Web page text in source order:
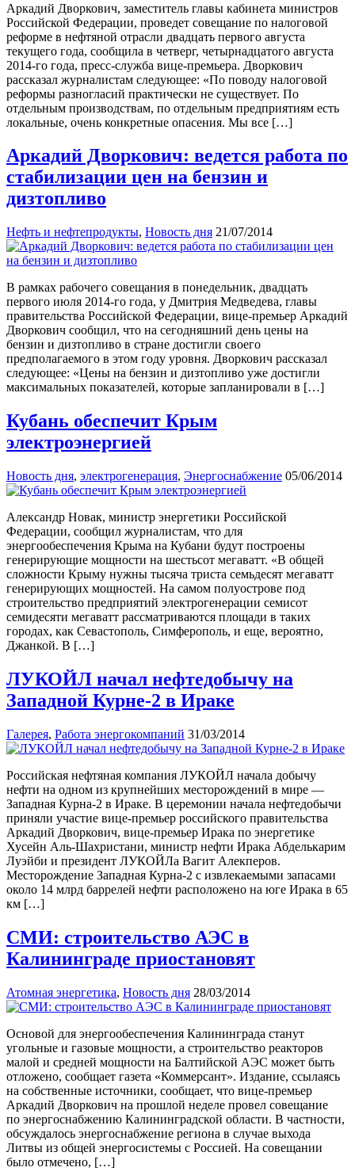
Аркадий Дворкович, заместитель главы кабинета министров
Российской Федерации, проведет совещание по налоговой
реформе в нефтяной отрасли двадцать первого августа
текущего года, сообщила в четверг, четырнадцатого августа
2014-го года, пресс-служба вице-премьера. Дворкович
рассказал журналистам следующее: «По поводу налоговой
реформы разногласий практически не существует. По
отдельным производствам, по отдельным предприятиям есть
локальные, очень конкретные опасения. Мы все […]
Аркадий Дворкович: ведется работа по
стабилизации цен на бензин и
дизтопливо
Нефть и нефтепродукты, Новость дня 21/07/2014
В рамках рабочего совещания в понедельник, двадцать
первого июля 2014-го года, у Дмитрия Медведева, главы
правительства Российской Федерации, вице-премьер Аркадий
Дворкович сообщил, что на сегодняшний день цены на
бензин и дизтопливо в стране достигли своего
предполагаемого в этом году уровня. Дворкович рассказал
следующее: «Цены на бензин и дизтопливо уже достигли
максимальных показателей, которые запланировали в […]
Кубань обеспечит Крым
электроэнергией
Новость дня, электрогенерация, Энергоснабжение 05/06/2014
Александр Новак, министр энергетики Российской
Федерации, сообщил журналистам, что для
энергообеспечения Крыма на Кубани будут построены
генерирующие мощности на шестьсот мегаватт. «В общей
сложности Крыму нужны тысяча триста семьдесят мегаватт
генерирующих мощностей. На самом полуострове под
строительство предприятий электрогенерации семисот
семидесяти мегаватт рассматриваются площади в таких
городах, как Севастополь, Симферополь, и еще, вероятно,
Джанкой. В […]
ЛУКОЙЛ начал нефтедобычу на
Западной Курне-2 в Ираке
Галерея, Работа энергокомпаний 31/03/2014
Российская нефтяная компания ЛУКОЙЛ начала добычу
нефти на одном из крупнейших месторождений в мире —
Западная Курна-2 в Ираке. В церемонии начала нефтедобычи
приняли участие вице-премьер российского правительства
Аркадий Дворкович, вице-премьер Ирака по энергетике
Хусейн Аль-Шахристани, министр нефти Ирака Абделькарим
Луэйби и президент ЛУКОЙЛа Вагит Алекперов.
Месторождение Западная Курна-2 с извлекаемыми запасами
около 14 млрд баррелей нефти расположено на юге Ирака в 65
км […]
СМИ: строительство АЭС в
Калининграде приостановят
Атомная энергетика, Новость дня 28/03/2014
Основой для энергообеспечения Калининграда станут
угольные и газовые мощности, а строительство реакторов
малой и средней мощности на Балтийской АЭС может быть
отложено, сообщает газета «Коммерсант». Издание, ссылаясь
на собственные источники, сообщает, что вице-премьер
Аркадий Дворкович на прошлой неделе провел совещание
по энергоснабжению Калининградской области. В частности,
обсуждалось энергоснабжение региона в случае выхода
Литвы из общей энергосистемы с Россией. На совещании
было отмечено, […]